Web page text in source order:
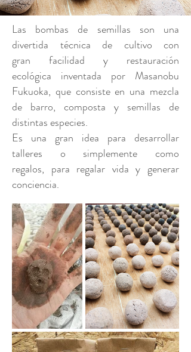
Las bombas de semillas son una
divertida técnica de cultivo con
gran facilidad y restauración
ecológica inventada por Masanobu
Fukuoka, que consiste en una mezcla
de barro, composta y semillas de
distintas especies.
Es una gran idea para desarrollar
talleres o simplemente como
regalos, para regalar vida y generar
conciencia.